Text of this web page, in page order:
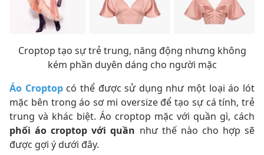
Croptop tạo sự trẻ trung, năng động nhưng không
kém phần duyên dáng cho người mặc
Áo Croptopcó thể được sử dụng như một loại áo lót
mặc bên trong áo sơ mi oversize để tạo sự cá tính, trẻ
trung và khác biệt. Áo croptop mặc với quần gì, cách
phối áo croptop với quần như thế nào cho hợp sẽ
được gợi ý dưới đây.